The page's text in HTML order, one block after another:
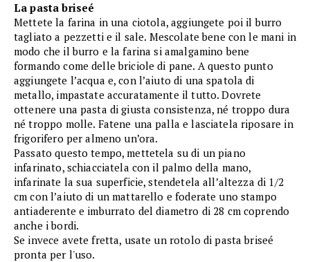
La pasta briseé
Mettete la farina in una ciotola, aggiungete poi il burro
tagliato a pezzetti e il sale. Mescolate bene con le mani in
modo che il burro e la farina si amalgamino bene
formando come delle briciole di pane. A questo punto
aggiungete l’acqua e, con l’aiuto di una spatola di
metallo, impastate accuratamente il tutto. Dovrete
ottenere una pasta di giusta consistenza, né troppo dura
né troppo molle. Fatene una palla e lasciatela riposare in
frigorifero per almeno un’ora.
Passato questo tempo, mettetela su di un piano
infarinato, schiacciatela con il palmo della mano,
infarinate la sua superficie, stendetela all’altezza di 1/2
cm con l’aiuto di un mattarello e foderate uno stampo
antiaderente e imburrato del diametro di 28 cm coprendo
anche i bordi.
Se invece avete fretta, usate un rotolo di pasta briseé
pronta per l'uso.